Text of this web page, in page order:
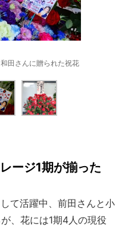
田さんに贈られた祝花
ージ1期が揃った
て活躍中、前田さんと小
、花には1期4人の現役